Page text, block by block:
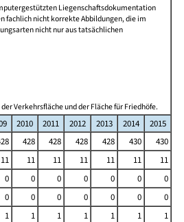
Liegenschaftsdokumentation
fachlich nicht korrekte Abbildungen, die im
nicht nur aus tatsächlichen
Verkehrsfläche und der Fläche für Friedhöfe.
2010 2011 2012 2013 2014
2015
428 428 428 428 430
430
11 11 11 11 11 11
11
0 0 0 0 0 0
0
0 0 0 0 0 0
0
1 1 1 1 1 1
1